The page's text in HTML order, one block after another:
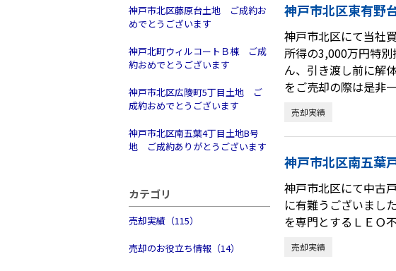
神戸市北区藤原台土地 ご成約お
めでとうございます
神戸北町ウィルコートＢ棟 ご成
約おめでとうございます
神戸市北区広陵町5丁目土地 ご
成約おめでとうございます
神戸市北区南五葉4丁目土地B号
地 ご成約ありがとうございます
カテゴリ
売却実績（115）
売却のお役立ち情報（14）
神戸市北区東有野
神戸市北区にて当社
所得の3,000万円特
ん、引き渡し前に解
をご売却の際は是非
売却実績
神戸市北区南五葉
神戸市北区にて中古
に有難うございまし
を専門とするＬＥＯ
売却実績